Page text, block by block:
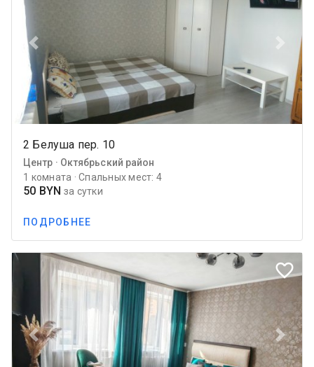
Previous Next
2 Белуша пер. 10
Центр · Октябрьский район
1 комната · Спальных мест: 4
50 BYN за сутки
ПОДРОБНЕЕ
favorite_border
Previous Next